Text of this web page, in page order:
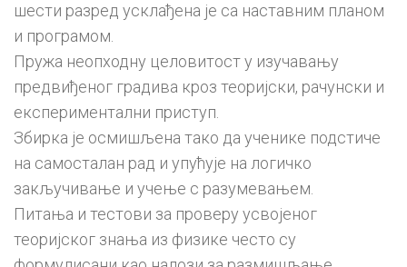
шести разред усклађена је са наставним планом
и програмом.
Пружа неопходну целовитост у изучавању
предвиђеног градива кроз теоријски, рачунски и
експериментални приступ.
Збирка је осмишљена тако да ученике подстиче
на самосталан рад и упућује на логичко
закључивање и учење с разумевањем.
Питања и тестови за проверу усвојеног
теоријског знања из физике често су